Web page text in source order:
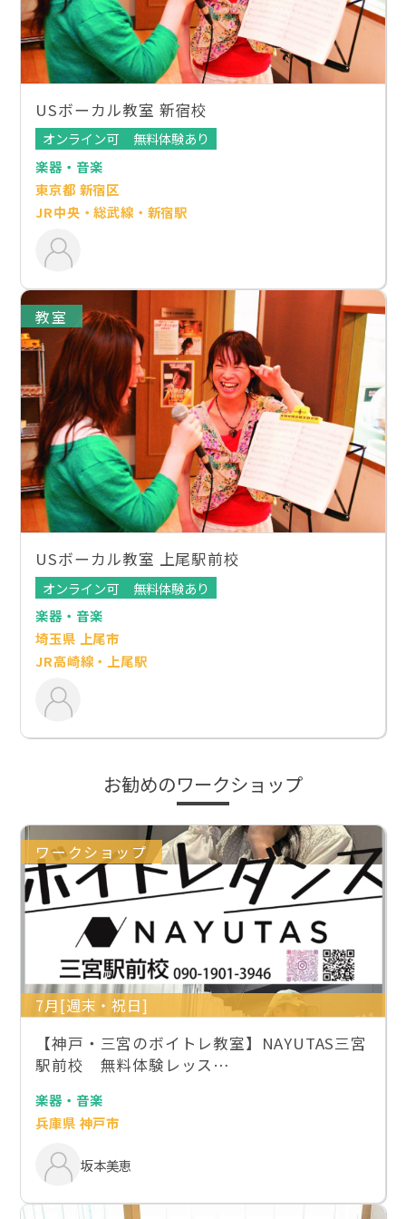
USボーカル教室 新宿校
オンライン可
無料体験あり
楽器・音楽
東京都 新宿区
JR中央・総武線・新宿駅
教室
USボーカル教室 上尾駅前校
オンライン可
無料体験あり
楽器・音楽
埼玉県 上尾市
JR高崎線・上尾駅
お勧めのワークショップ
ワークショップ
7月[週末・祝日]
【神戸・三宮のボイトレ教室】NAYUTAS三宮
駅前校 無料体験レッス…
楽器・音楽
兵庫県 神戸市
坂本美恵